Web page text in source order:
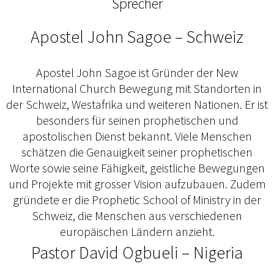
Apostel John Sagoe – Schweiz
Apostel John Sagoe ist Gründer der New
International Church Bewegung mit Standorten in
der Schweiz, Westafrika und weiteren Nationen. Er ist
besonders für seinen prophetischen und
apostolischen Dienst bekannt. Viele Menschen
schätzen die Genauigkeit seiner prophetischen
Worte sowie seine Fähigkeit, geistliche Bewegungen
und Projekte mit grosser Vision aufzubauen. Zudem
gründete er die Prophetic School of Ministry in der
Schweiz, die Menschen aus verschiedenen
europäischen Ländern anzieht.
Pastor David Ogbueli – Nigeria